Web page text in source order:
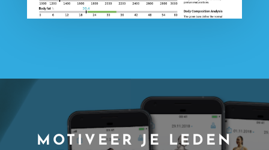
MOTIVEER JE LEDEN